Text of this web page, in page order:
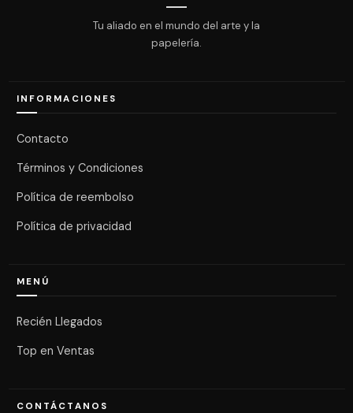
Tu aliado en el mundo del arte y la
papelería.
INFORMACIONES
Contacto
Términos y Condiciones
Política de reembolso
Política de privacidad
MENÚ
Recién Llegados
Top en Ventas
CONTÁCTANOS